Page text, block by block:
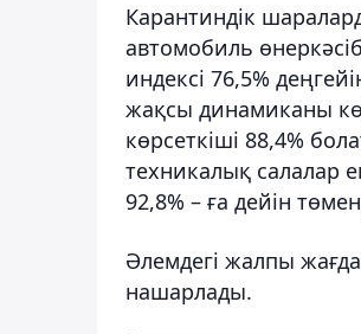
Карантиндік
автомобиль
индексі 76,5%
жақсы динамиканы
көрсеткіші 88,4%
техникалық салалар
92,8% – ға дейін
Әлемдегі жалпы
нашарлады.